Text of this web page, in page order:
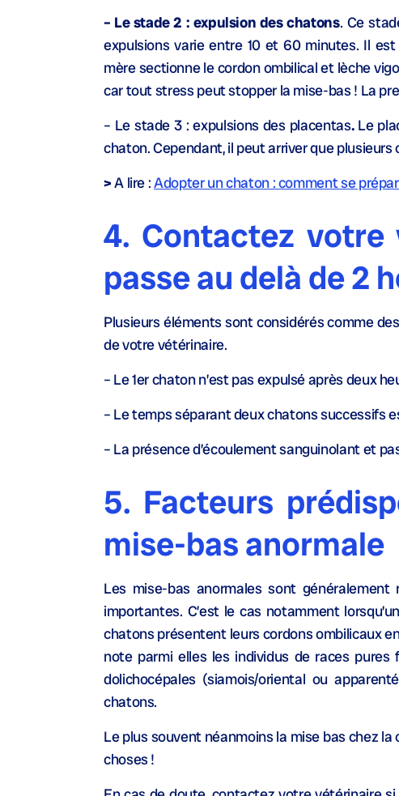
– Le stade 2 : expulsion des chatons. Ce
expulsions varie entre 10 et 60 minutes. Il
mère sectionne le cordon ombilical et lèche
car tout stress peut stopper la mise-bas ! La
– Le stade 3 : expulsions des placentas. Le
chaton. Cependant, il peut arriver que
>A lire :Adopter un chaton : comment se
4. Contactez
passe au delà de 2
Plusieurs éléments sont considérés comme
de votre vétérinaire.
– Le 1er chaton n’est pas expulsé après deux
– Le temps séparant deux chatons successifs
– La présence d’écoulement sanguinolant et
5. Facteurs
mise-bas anormale
Les mise-bas anormales sont
importantes. C’est le cas notamment
chatons présentent leurs cordons ombilicaux
note parmi elles les individus de races
dolichocépales (siamois/oriental ou
chatons.
Le plus souvent néanmoins la mise bas chez
choses !